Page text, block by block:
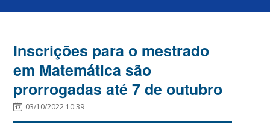
Inscrições para o mestrado
em Matemática são
prorrogadas até 7 de outubro
03/10/2022 10:39